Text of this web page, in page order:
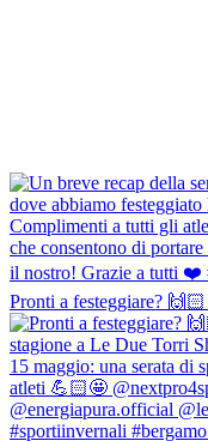
Pronti a festeggiare?